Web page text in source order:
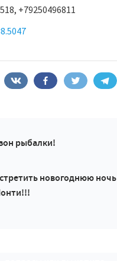
+79250496811
рыбалки!
новогоднюю ночь